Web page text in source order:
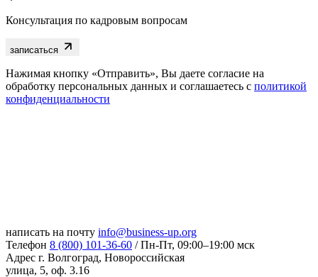
Консультация по кадровым вопросам
записаться
Нажимая кнопку «Отправить», Вы даете согласие на
обработку персональных данных и соглашаетесь с политикой
конфиденциальности
написать на почту info@business-up.org
Телефон 8 (800) 101-36-60 / Пн-Пт, 09:00–19:00 мск
Адрес г. Волгоград, Новороссийская
улица, 5, оф. 3.16